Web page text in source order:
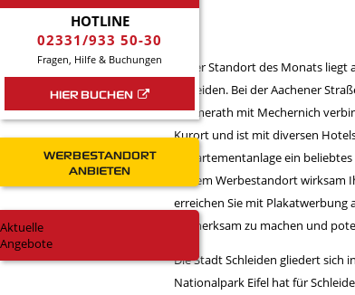
Unser Standort des Monats
Schleiden. Bei der Aachener
Simmerath mit Mechernich
Kurort und ist mit diversen
Appartementanlage ein
diesem Werbestandort
erreichen Sie mit Plakatwerbung
aufmerksam zu machen und
Die Stadt Schleiden gliedert sich
Nationalpark Eifel hat für
HOTLINE
02331/933 50-30
Fragen, Hilfe & Buchungen
HIER BUCHEN
WERBESTANDORT
ANBIETEN
Aktuelle
Angebote